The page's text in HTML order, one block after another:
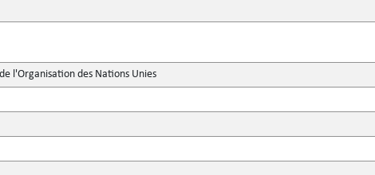
l'Organisation des Nations Unies